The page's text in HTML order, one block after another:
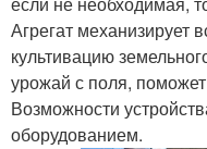
Агрегат механизирует
культивацию
урожай с поля,
Возможности
оборудованием.